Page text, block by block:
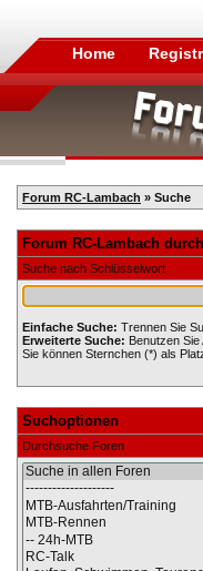
Home
Forum RC-Lambach » Suche
Forum RC-Lambach
Suche nach Schlüsselwort
Einfache Suche: Trennen Sie
Erweiterte Suche: Benutzen
Sie können Sternchen (*) als
Suchoptionen
Durchsuche Foren